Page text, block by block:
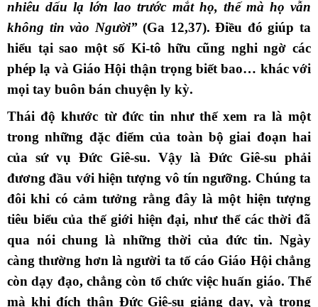
nhiêu dấu lạ lớn lao trước mắt họ, thế mà họ vẫn
không tin vào Người”(Ga 12,37). Điều đó giúp ta
hiểu tại sao một số Ki-tô hữu cũng nghi ngờ các
phép lạ và Giáo Hội thận trọng biết bao… khác với
mọi tay buôn bán chuyện ly kỳ.
Thái độ khước từ đức tin như thế xem ra là một
trong những đặc điểm của toàn bộ giai đoạn hai
của sứ vụ Đức Giê-su. Vậy là Đức Giê-su phải
đương đầu với hiện tượng vô tín ngưỡng. Chúng ta
đôi khi có cảm tưởng rằng đây là một hiện tượng
tiêu biểu của thế giới hiện đại, như thể các thời đã
qua nói chung là những thời của đức tin. Ngày
càng thường hơn là người ta tố cáo Giáo Hội chẳng
còn dạy đạo, chẳng còn tổ chức việc huấn giáo. Thế
mà khi đích thân Đức Giê-su giảng dạy, và trong